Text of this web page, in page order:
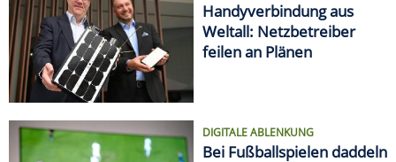
Handyverbindung aus
Weltall: Netzbetreiber
feilen an Plänen
DIGITALE ABLENKUNG
Bei Fußballspielen daddeln